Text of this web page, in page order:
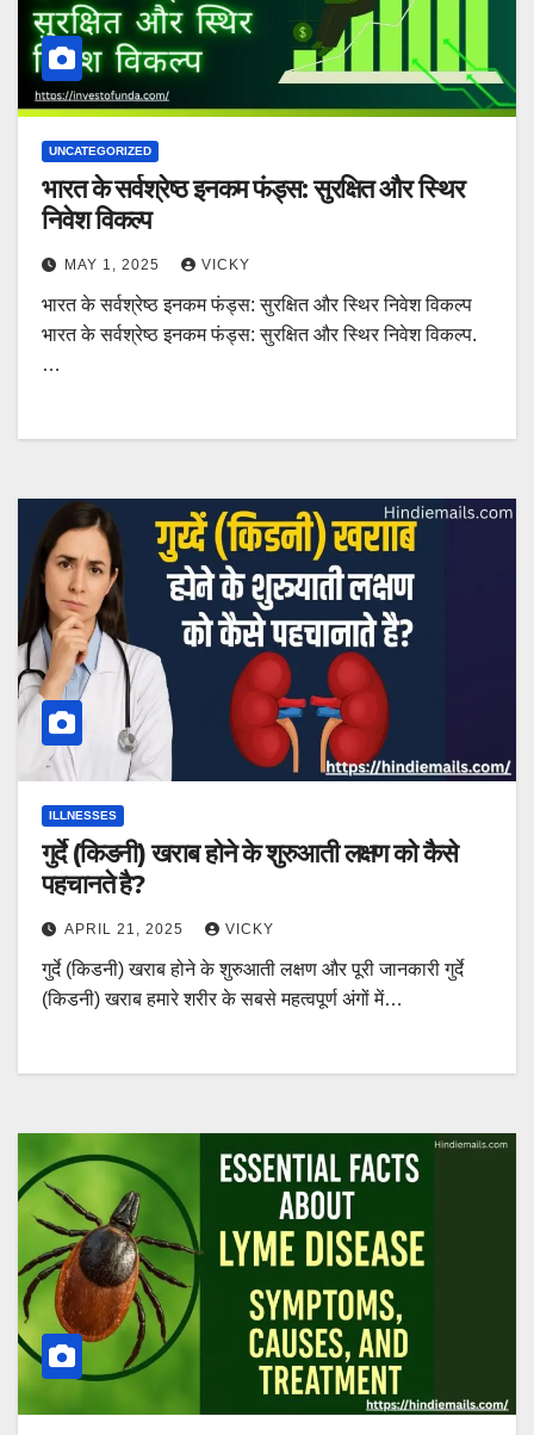
UNCATEGORIZED
भारत के सर्वश्रेष्ठ इनकम फंड्स: सुरक्षित और स्थिर
निवेश विकल्प
MAY 1, 2025 VICKY
भारत के सर्वश्रेष्ठ इनकम फंड्स: सुरक्षित और स्थिर निवेश विकल्प
भारत के सर्वश्रेष्ठ इनकम फंड्स: सुरक्षित और स्थिर निवेश विकल्प.
…
ILLNESSES
गुर्दे (किडनी) खराब होने के शुरुआती लक्षण को कैसे
पहचानते है?
APRIL 21, 2025 VICKY
गुर्दे (किडनी) खराब होने के शुरुआती लक्षण और पूरी जानकारी गुर्दे
(किडनी) खराब हमारे शरीर के सबसे महत्वपूर्ण अंगों में…